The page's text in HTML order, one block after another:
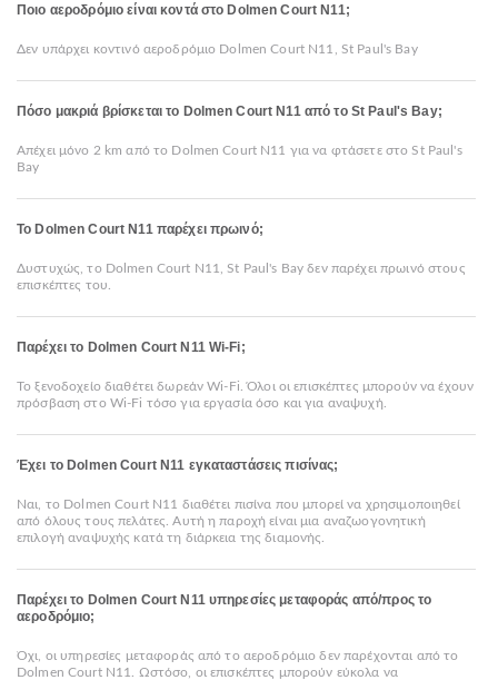
Ποιο αεροδρόμιο είναι κοντά στο Dolmen Court N11;
Δεν υπάρχει κοντινό αεροδρόμιο Dolmen Court N11, St Paul's Bay
Πόσο μακριά βρίσκεται το Dolmen Court N11 από το St Paul's Bay;
Απέχει μόνο 2 km από το Dolmen Court N11 για να φτάσετε στο St Paul's
Bay
Το Dolmen Court N11 παρέχει πρωινό;
Δυστυχώς, το Dolmen Court N11, St Paul's Bay δεν παρέχει πρωινό στους
επισκέπτες του.
Παρέχει το Dolmen Court N11 Wi-Fi;
Το ξενοδοχείο διαθέτει δωρεάν Wi-Fi. Όλοι οι επισκέπτες μπορούν να έχουν
πρόσβαση στο Wi-Fi τόσο για εργασία όσο και για αναψυχή.
Έχει το Dolmen Court N11 εγκαταστάσεις πισίνας;
Ναι, το Dolmen Court N11 διαθέτει πισίνα που μπορεί να χρησιμοποιηθεί
από όλους τους πελάτες. Αυτή η παροχή είναι μια αναζωογονητική
επιλογή αναψυχής κατά τη διάρκεια της διαμονής.
Παρέχει το Dolmen Court N11 υπηρεσίες μεταφοράς από/προς το
αεροδρόμιο;
Όχι, οι υπηρεσίες μεταφοράς από το αεροδρόμιο δεν παρέχονται από το
Dolmen Court N11. Ωστόσο, οι επισκέπτες μπορούν εύκολα να